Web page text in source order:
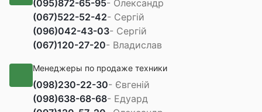
(095)872-65-95- Олександр
(067)522-52-42- Сергій
(096)042-43-03- Сергій
(067)120-27-20- Владислав
Менеджеры по продаже техники
(098)230-22-30- Євгеній
(098)638-68-68- Едуард